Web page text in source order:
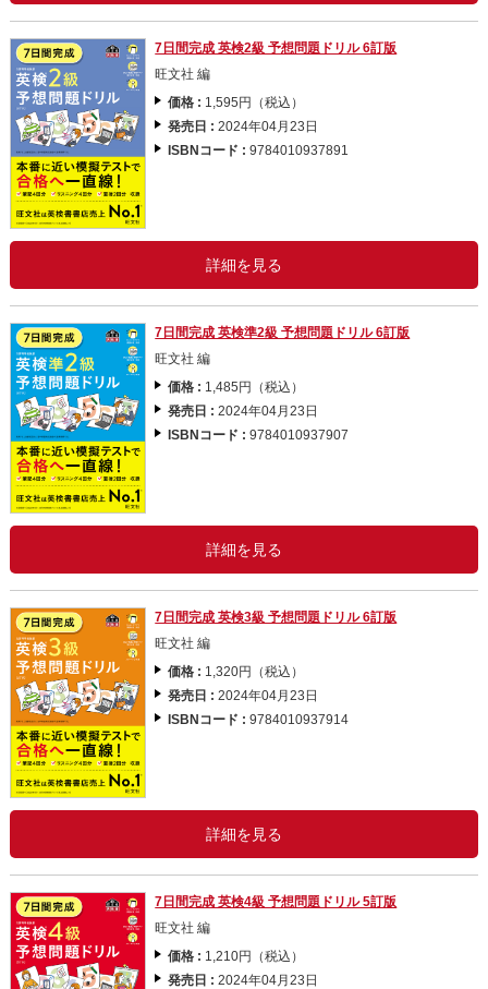
7日間完成 英検2級 予想問題ドリル 6訂版
旺文社 編
価格 : 1,595円（税込）
発売日 :2024年04月23日
ISBNコード :9784010937891
詳細を見る
7日間完成 英検準2級 予想問題ドリル 6訂版
旺文社 編
価格 : 1,485円（税込）
発売日 :2024年04月23日
ISBNコード :9784010937907
詳細を見る
7日間完成 英検3級 予想問題ドリル 6訂版
旺文社 編
価格 : 1,320円（税込）
発売日 :2024年04月23日
ISBNコード :9784010937914
詳細を見る
7日間完成 英検4級 予想問題ドリル 5訂版
旺文社 編
価格 : 1,210円（税込）
発売日 :2024年04月23日